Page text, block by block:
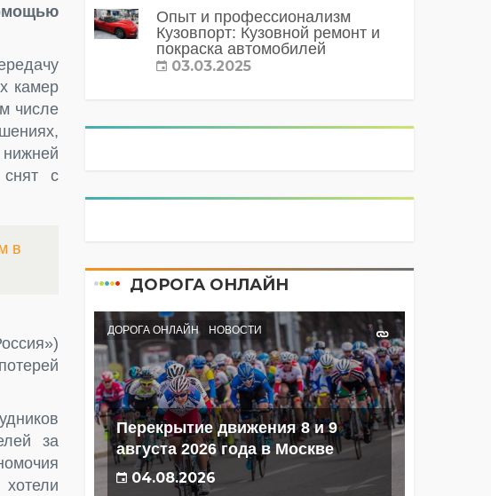
камер
числе
снят с
в
за
Опыт и профессионализм
Кузовпорт: Кузовной ремонт и
покраска автомобилей
03.03.2025
ДОРОГА ОНЛАЙН
ДОРОГА ОНЛАЙН НОВОСТИ
Перекрытие движения 8 и 9
августа 2026 года в Москве
04.08.2026